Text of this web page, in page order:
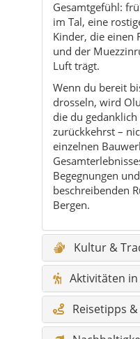
Wenn du bereit
drosseln, wird
die du
zurückkehrst –
einzelnen
Begegnungen
beschreibenden
Bergen.
Kultur &
Aktivitäten in
Reisetipps
Für wen
Kulinarik in